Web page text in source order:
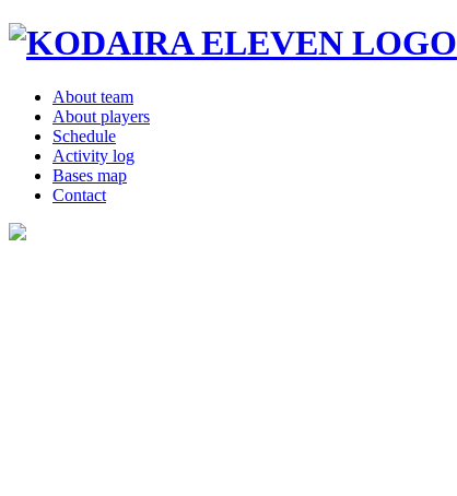
About team
About players
Schedule
Activity log
Bases map
Contact